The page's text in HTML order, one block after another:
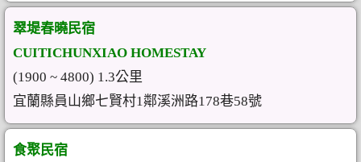
翠堤春曉民宿
CUITICHUNXIAO HOMESTAY
(1900 ~ 4800) 1.3公里
宜蘭縣員山鄉七賢村1鄰溪洲路178巷58號
食聚民宿